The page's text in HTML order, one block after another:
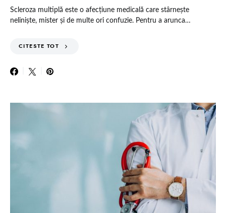
Scleroza multiplă este o afecțiune medicală care stârnește
neliniște, mister și de multe ori confuzie. Pentru a arunca…
CITESTE TOT